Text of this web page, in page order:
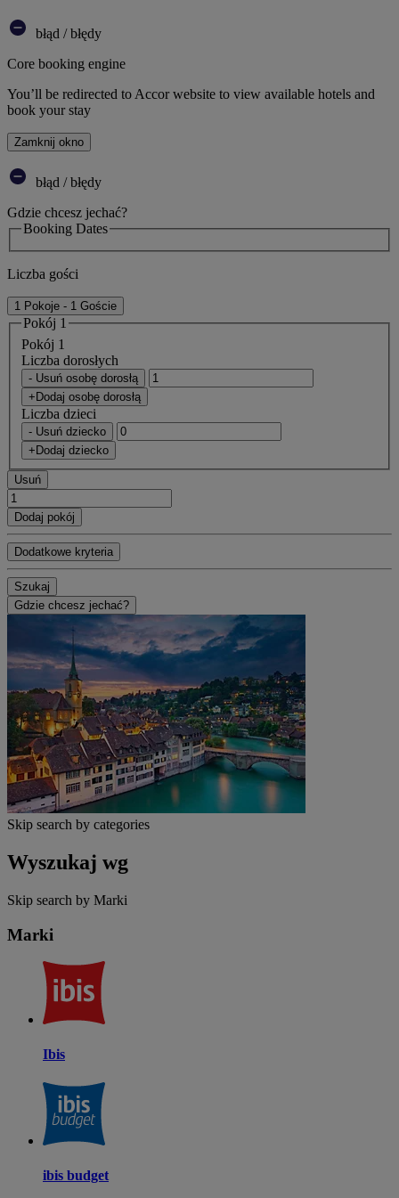
błąd / błędy
Core booking engine
You’ll be redirected to Accor website to view available hotels and
book your stay
Zamknij okno
błąd / błędy
Gdzie chcesz jechać?
Booking Dates
Liczba gości
1 Pokoje - 1 Goście
Pokój 1
Pokój 1
Liczba dorosłych
- Usuń osobę dorosłą
+Dodaj osobę dorosłą
Liczba dzieci
- Usuń dziecko
+Dodaj dziecko
Usuń
Dodaj pokój
Dodatkowe kryteria
Szukaj
Gdzie chcesz jechać?
Skip search by categories
Wyszukaj wg
Skip search by Marki
Marki
Ibis
ibis budget